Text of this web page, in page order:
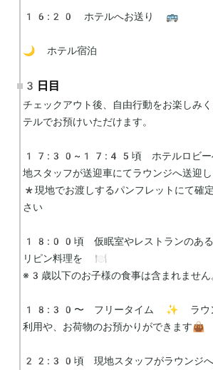
16:20　ホテルへお送り 🚌
🌙 ホテル宿泊
3日目
チェックアウト後、自由行動をお楽しみ
テルでお預けいただけます。
17:30~17:45頃　ホテルロビーへ
地スタッフが送迎車にてラウンジへ送迎し
*現地でお渡しするパンフレットにて確
さい
18:00頃　仮眠室やレストランのある
リピン料理を 🍽️
※3歳以下のお子様の食事は含まれません
18:30〜　フリータイム ✨ ラウン
利用や、お荷物のお預かりができます👜
22:30頃　現地スタッフがラウンジへ